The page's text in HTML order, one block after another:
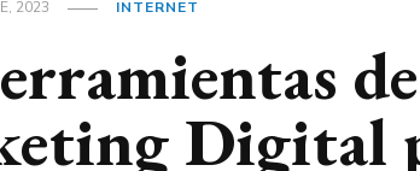
2023 INTERNET
Digital